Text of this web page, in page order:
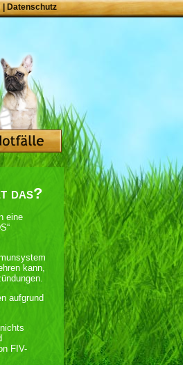
|Datenschutz
das?
eine
kann,
aufgrund
FIV-